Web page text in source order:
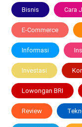
Bisnis Cara
E-Commerce
Informasi
Investasi
Lowongan BRI
Review